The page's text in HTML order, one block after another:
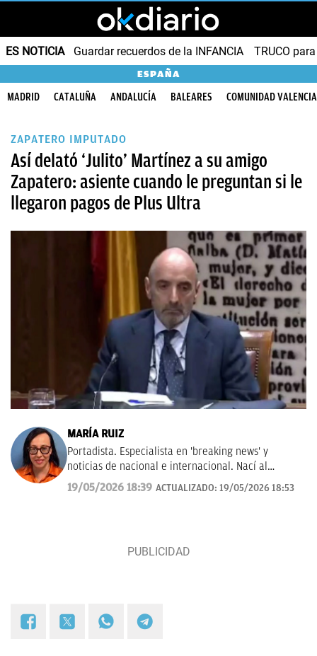
ES NOTICIA Guardar recuerdos de la INFANCIA TRUCO
ESPAÑA
MADRID CATALUÑA ANDALUCÍA BALEARES COMUNIDAD
ZAPATERO IMPUTADO
Así delató ‘Julito’ Martínez a su amigo
Zapatero: asiente cuando le preguntan si le
llegaron pagos de Plus Ultra
MARÍA RUIZ
Portadista. Especialista en 'breaking news' y
noticias de nacional e internacional. Nací al
periodismo en Abc, ayudé a fundar La Razón y viví
en Las Provincias.
19/05/2026 18:39 ACTUALIZADO: 19/05/2026 18:53